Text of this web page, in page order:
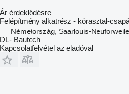
Ár érdeklődésre
Felépítmény alkatrész - körasztal-
Németország, Saarlouis-
DL- Bautech
Kapcsolatfelvétel az eladóval